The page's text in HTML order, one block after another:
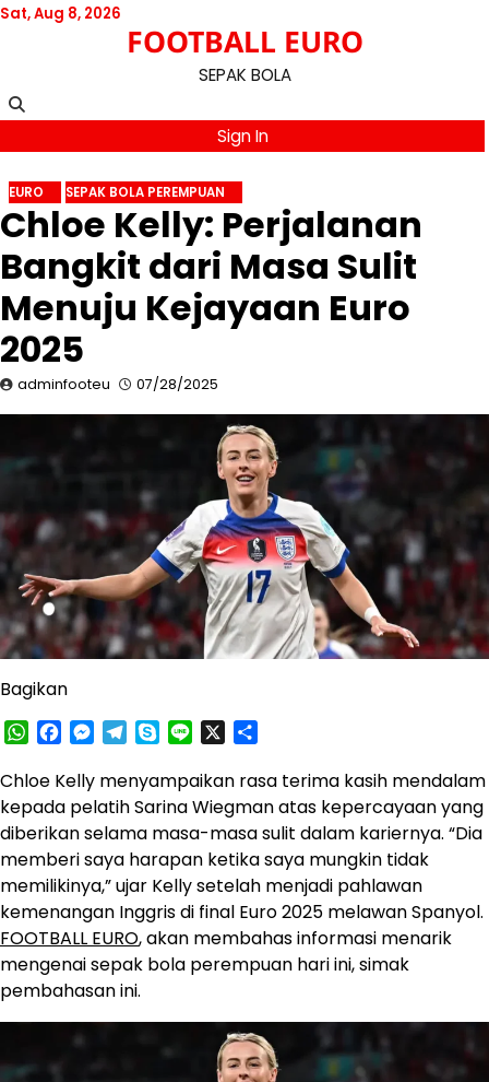
Skip
Sat, Aug 8, 2026
FOOTBALL EURO
SEPAK BOLA
Sign In
EURO SEPAK BOLA PEREMPUAN
Chloe Kelly: Perjalanan
Bangkit dari Masa Sulit
Menuju Kejayaan Euro
2025
adminfooteu 07/28/2025
Bagikan
WhatsApp
Facebook
Messenger
Telegram
SkypeLine
Chloe Kelly menyampaikan rasa terima kasih mendalam
kepada pelatih Sarina Wiegman atas kepercayaan yang
diberikan selama masa-masa sulit dalam kariernya. “Dia
memberi saya harapan ketika saya mungkin tidak
memilikinya,” ujar Kelly setelah menjadi pahlawan
kemenangan Inggris di final Euro 2025 melawan Spanyol.
FOOTBALL EURO, akan membahas informasi menarik
mengenai sepak bola perempuan hari ini, simak
pembahasan ini.